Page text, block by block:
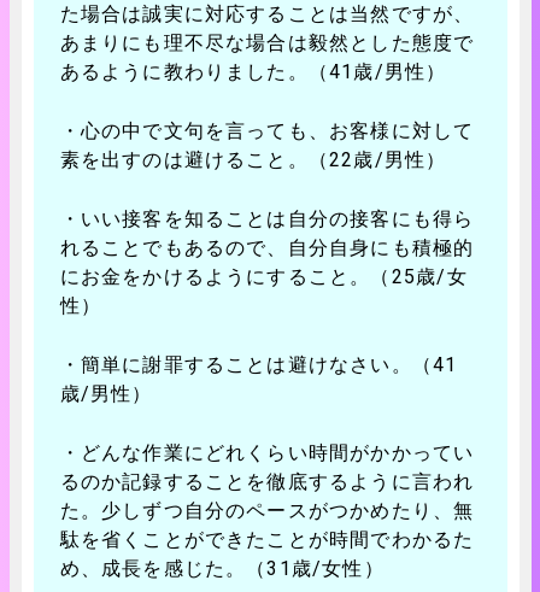
た場合は誠実に対応することは当然ですが、
あまりにも理不尽な場合は毅然とした態度で
あるように教わりました。（41歳/男性）
・心の中で文句を言っても、お客様に対して
素を出すのは避けること。（22歳/男性）
・いい接客を知ることは自分の接客にも得ら
れることでもあるので、自分自身にも積極的
にお金をかけるようにすること。（25歳/女
性）
・簡単に謝罪することは避けなさい。（41
歳/男性）
・どんな作業にどれくらい時間がかかってい
るのか記録することを徹底するように言われ
た。少しずつ自分のペースがつかめたり、無
駄を省くことができたことが時間でわかるた
め、成長を感じた。（31歳/女性）